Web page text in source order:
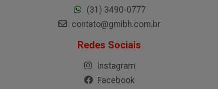
(31) 3490-0777
contato@gmibh.com.br
Redes Sociais
Instagram
Facebook